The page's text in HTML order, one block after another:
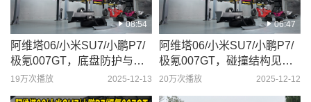
08:54
阿维塔06/小米SU7/小鹏P7/
极氪007GT，底盘防护与布
局
2025-12-13
19万次播放
06:47
阿维塔06/小米SU7/小鹏P7/
极氪007GT，碰撞结构见分
晓
2025-12-12
20万次播放